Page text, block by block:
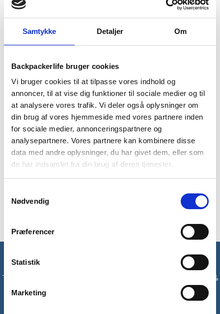
Samtykke Detaljer Om
Backpackerlife bruger cookies
Vi bruger cookies til at tilpasse vores indhold og
annoncer, til at vise dig funktioner til sociale medier og til
at analysere vores trafik. Vi deler også oplysninger om
din brug af vores hjemmeside med vores partnere inden
for sociale medier, annonceringspartnere og
analysepartnere. Vores partnere kan kombinere disse
data med andre oplysninger, du har givet dem, eller som
de har indsamlet fra din brug af deres tjenester.
Nødvendig
Præferencer
Statistik
Marketing
Lifesystems
-
Refill
-
15-
stk
antal
Backpackerlife anbefaler sammen med
Vandtætte
tændstikker
etui
-
Lifesystems
-
25-
stk
Vandtætte tændstikker inkl. etui -
Lifesystems - 25-stk
119
1-2 dages
levering
Fri fragt over
499 kr
returret
BESKRIVELSE BRAND FAQ
bruge til opfyldning af dit lager. De er robuste og kan brænde i
op til 20 sek.
Tilmeld dig vores nyhedsbrev og modtag med det samme en 10%